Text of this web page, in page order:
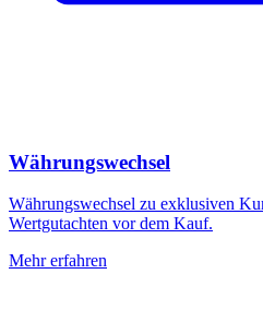
Währungswechsel
Währungswechsel zu exklusiven
Wertgutachten vor dem Kauf.
Mehr erfahren